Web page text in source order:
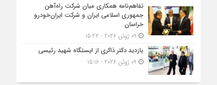
تفاهم‌نامه همکاری میان شرکت راه‌آهن
جمهوری اسلامی ایران و شرکت ایران‌خودرو
خراسان
بازدید دکتر ذاکری از ایستگاه شهید رئیسی